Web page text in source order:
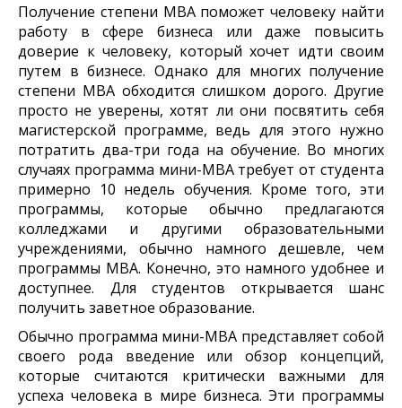
Получение степени MBA поможет человеку найти
работу в сфере бизнеса или даже повысить
доверие к человеку, который хочет идти своим
путем в бизнесе. Однако для многих получение
степени MBA обходится слишком дорого. Другие
просто не уверены, хотят ли они посвятить себя
магистерской программе, ведь для этого нужно
потратить два-три года на обучение. Во многих
случаях программа мини-MBA требует от студента
примерно 10 недель обучения. Кроме того, эти
программы, которые обычно предлагаются
колледжами и другими образовательными
учреждениями, обычно намного дешевле, чем
программы MBA. Конечно, это намного удобнее и
доступнее. Для студентов открывается шанс
получить заветное образование.
Обычно программа мини-MBA представляет собой
своего рода введение или обзор концепций,
которые считаются критически важными для
успеха человека в мире бизнеса. Эти программы